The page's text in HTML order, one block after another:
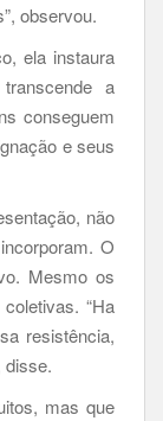
observou.
ela instaura
a
conseguem
e seus
não
O
Mesmo os
“Ha
resistência,
disse.
mas que